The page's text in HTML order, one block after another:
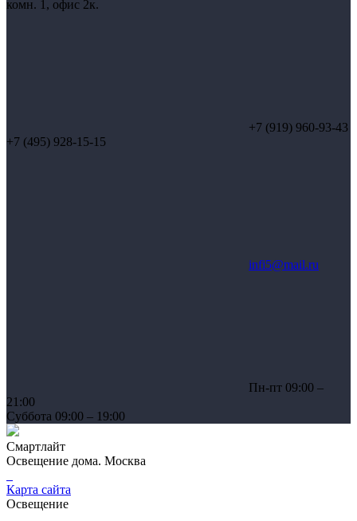
комн. 1, офис 2к.
+7 (919) 960-93-43
+7 (495) 928-15-15
infi5@mail.ru
Пн-пт 09:00 –
21:00
Суббота 09:00 – 19:00
Смартлайт
Освещение дома. Москва
Карта сайта
Освещение